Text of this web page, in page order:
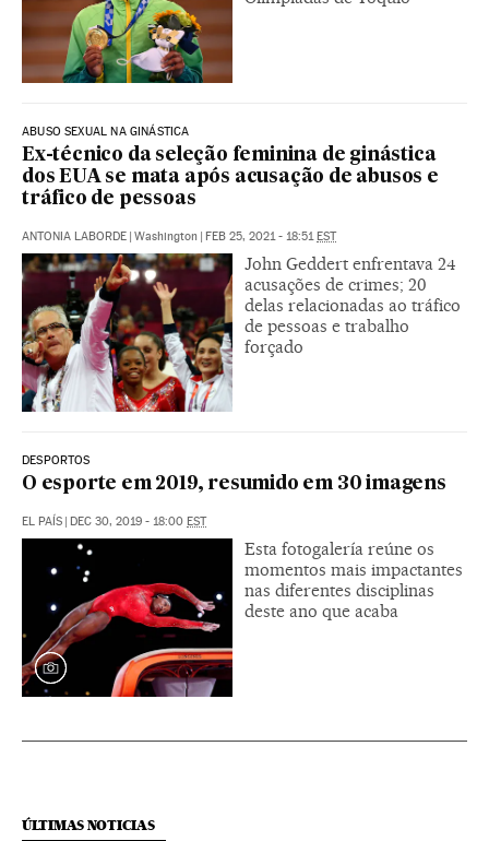
ABUSO SEXUAL NA GINÁSTICA
Ex-técnico da seleção feminina de ginástica
dos EUA se mata após acusação de abusos e
tráfico de pessoas
ANTONIA LABORDE Washington FEB 25, 2021 - 18:51 EST
John Geddert enfrentava 24
acusações de crimes; 20
delas relacionadas ao tráfico
de pessoas e trabalho
forçado
DESPORTOS
O esporte em 2019, resumido em 30 imagens
EL PAÍS | DEC 30, 2019 - 18:00 EST
Esta fotogalería reúne os
momentos mais impactantes
nas diferentes disciplinas
deste ano que acaba
ÚLTIMAS NOTICIAS